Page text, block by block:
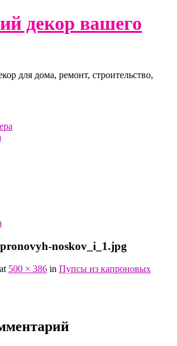
декор вашего
для дома, ремонт, строительство,
noskov_i_1.jpg
500 × 386 in Пупсы из капроновых